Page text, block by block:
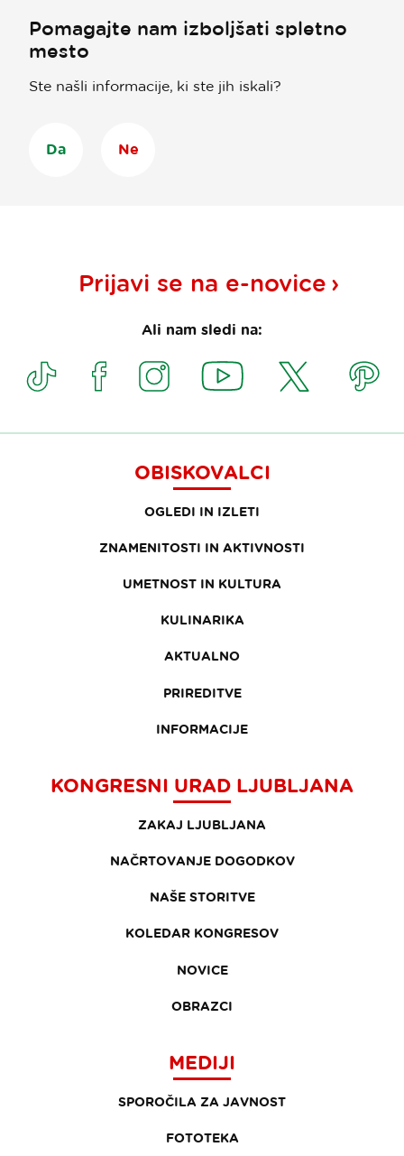
Pomagajte nam izboljšati spletno
mesto
Ste našli informacije, ki ste jih iskali?
Da Ne
Prijavi se na e-novice
Ali nam sledi na:
OBISKOVALCI
OGLEDI IN IZLETI
ZNAMENITOSTI IN AKTIVNOSTI
UMETNOST IN KULTURA
KULINARIKA
AKTUALNO
PRIREDITVE
INFORMACIJE
KONGRESNI URAD LJUBLJANA
ZAKAJ LJUBLJANA
NAČRTOVANJE DOGODKOV
NAŠE STORITVE
KOLEDAR KONGRESOV
NOVICE
OBRAZCI
MEDIJI
SPOROČILA ZA JAVNOST
FOTOTEKA